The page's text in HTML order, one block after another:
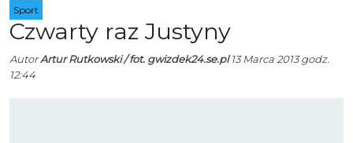
Sport
Czwarty raz Justyny
AutorArtur Rutkowski / fot. gwizdek24.se.pl13 Marca 2013 godz.
12:44